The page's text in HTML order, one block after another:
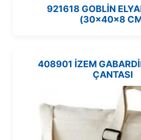
921618 GOBLİN
(30x40x8
408901 İZEM
ÇANTASI